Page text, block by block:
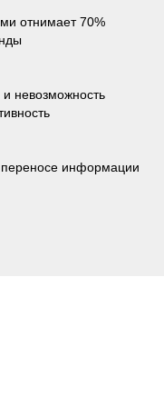
отнимает 70%
и невозможность
информации